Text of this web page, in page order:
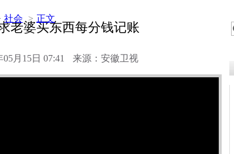
社会 > 正文
老婆买东西每分钱记账
月15日 07:41 来源：安徽卫视